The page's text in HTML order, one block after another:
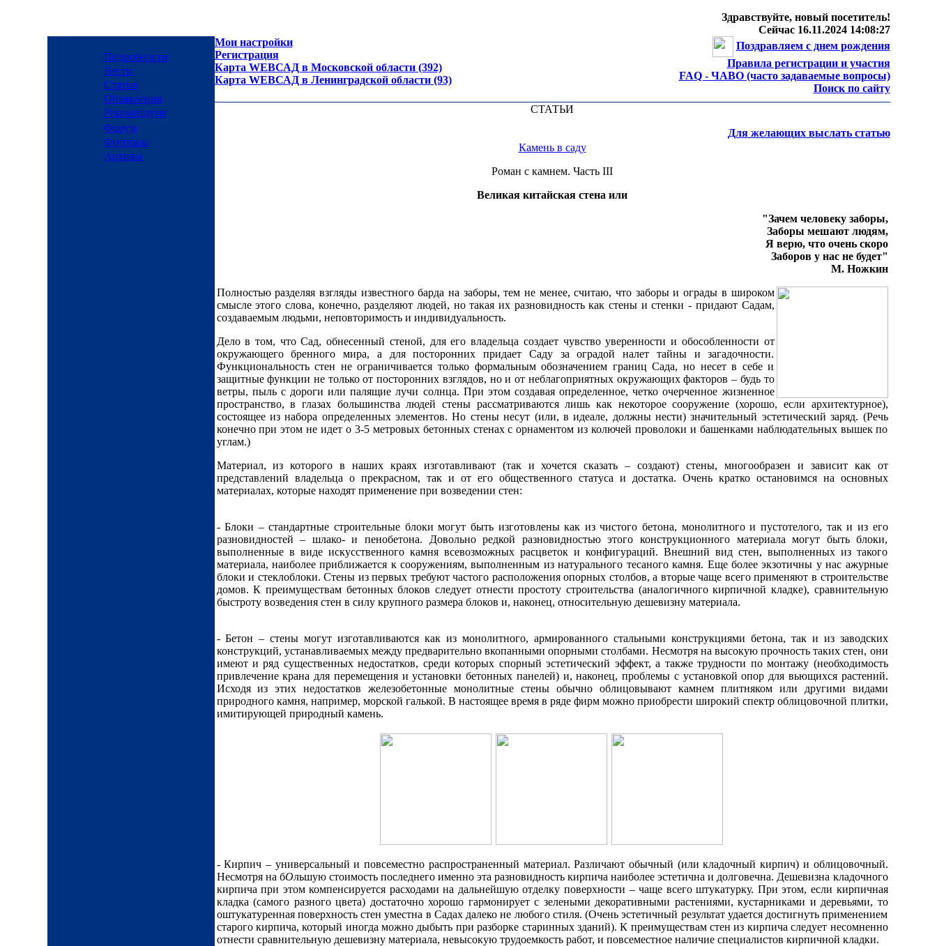
Здравствуйте, новый посетитель!
Сейчас 16.11.2024 14:08:27
Подробности
Вести
Статьи
Объявления
Рекомендуем
Форум
Фотобаза
Архивы
Мои настройки
Регистрация
Карта WEBСАД в Московской области (392)
Карта WEBСАД в Ленинградской области (93)
Поздравляем с днем рождения
Правила регистрации и участия
FAQ - ЧАВО (часто задаваемые вопросы)
Поиск по сайту
СТАТЬИ
Для желающих выслать статью
Камень в саду
Роман с камнем. Часть III
Великая китайская стена или
"Зачем человеку заборы,
Заборы мешают людям,
Я верю, что очень скоро
Заборов у нас не будет"
М. Ножкин
Полностью разделяя взгляды известного барда на заборы, тем не менее, считаю, что заборы и ограды в широком
смысле этого слова, конечно, разделяют людей, но такая их разновидность как стены и стенки - придают Садам,
создаваемым людьми, неповторимость и индивидуальность.
Дело в том, что Сад, обнесенный стеной, для его владельца создает чувство уверенности и обособленности от
окружающего бренного мира, а для посторонних придает Саду за оградой налет тайны и загадочности.
Функциональность стен не ограничивается только формальным обозначением границ Сада, но несет в себе и
защитные функции не только от посторонних взглядов, но и от неблагоприятных окружающих факторов – будь то
ветры, пыль с дороги или палящие лучи солнца. При этом создавая определенное, четко очерченное жизненное
пространство, в глазах большинства людей стены рассматриваются лишь как некоторое сооружение (хорошо, если архитектурное),
состоящее из набора определенных элементов. Но стены несут (или, в идеале, должны нести) значительный эстетический заряд. (Речь
конечно при этом не идет о 3-5 метровых бетонных стенах с орнаментом из колючей проволоки и башенками наблюдательных вышек по
углам.)
Материал, из которого в наших краях изготавливают (так и хочется сказать – создают) стены, многообразен и зависит как от
представлений владельца о прекрасном, так и от его общественного статуса и достатка. Очень кратко остановимся на основных
материалах, которые находят применение при возведении стен:
- Блоки – стандартные строительные блоки могут быть изготовлены как из чистого бетона, монолитного и пустотелого, так и из его
разновидностей – шлако- и пенобетона. Довольно редкой разновидностью этого конструкционного материала могут быть блоки,
выполненные в виде искусственного камня всевозможных расцветок и конфигураций. Внешний вид стен, выполненных из такого
материала, наиболее приближается к сооружениям, выполненным из натурального тесаного камня. Еще более экзотичны у нас ажурные
блоки и стеклоблоки. Стены из первых требуют частого расположения опорных столбов, а вторые чаще всего применяют в строительстве
домов. К преимуществам бетонных блоков следует отнести простоту строительства (аналогичного кирпичной кладке), сравнительную
быстроту возведения стен в силу крупного размера блоков и, наконец, относительную дешевизну материала.
- Бетон – стены могут изготавливаются как из монолитного, армированного стальными конструкциями бетона, так и из заводских
конструкций, устанавливаемых между предварительно вкопанными опорными столбами. Несмотря на высокую прочность таких стен, они
имеют и ряд существенных недостатков, среди которых спорный эстетический эффект, а также трудности по монтажу (необходимость
привлечение крана для перемещения и установки бетонных панелей) и, наконец, проблемы с установкой опор для вьющихся растений.
Исходя из этих недостатков железобетонные монолитные стены обычно облицовывают камнем плитняком или другими видами
природного камня, например, морской галькой. В настоящее время в ряде фирм можно приобрести широкий спектр облицовочной плитки,
имитирующей природный камень.
- Кирпич – универсальный и повсеместно распространенный материал. Различают обычный (или кладочный кирпич) и облицовочный.
Несмотря на бОльшую стоимость последнего именно эта разновидность кирпича наиболее эстетична и долговечна. Дешевизна кладочного
кирпича при этом компенсируется расходами на дальнейшую отделку поверхности – чаще всего штукатурку. При этом, если кирпичная
кладка (самого разного цвета) достаточно хорошо гармонирует с зелеными декоративными растениями, кустарниками и деревьями, то
оштукатуренная поверхность стен уместна в Садах далеко не любого стиля. (Очень эстетичный результат удается достигнуть применением
старого кирпича, который иногда можно дыбыть при разборке старинных зданий). К преимуществам стен из кирпича следует несомненно
отнести сравнительную дешевизну материала, невысокую трудоемкость работ, и повсеместное наличие специалистов кирпичной кладки.